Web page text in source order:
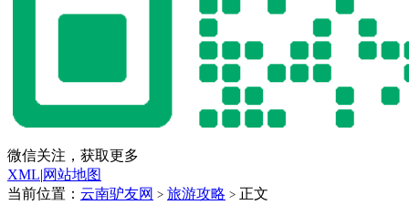
微信关注，获取更多
XML|网站地图
当前位置： 云南驴友网 > 旅游攻略 > 正文